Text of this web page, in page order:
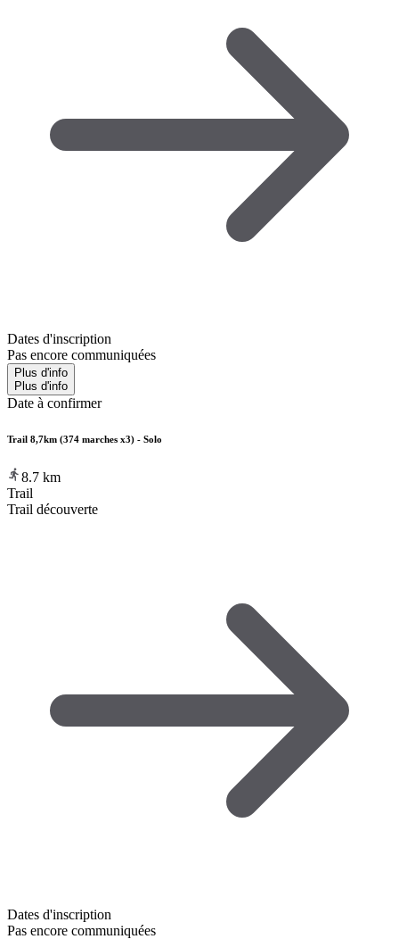
Dates d'inscription
Pas encore communiquées
Plus d'info
Plus d'info
Date à confirmer
Trail 8,7km (374 marches x3) - Solo
8.7 km
Trail
Trail découverte
Dates d'inscription
Pas encore communiquées